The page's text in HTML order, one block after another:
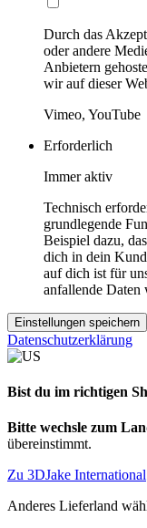
Durch das
oder andere
Anbietern
wir auf dieser
Vimeo, YouTube
Erforderlich
Immer aktiv
Technisch
grundlegende
Beispiel dazu,
dich in dein
auf dich ist für
anfallende Daten
Einstellungen speichern
Datenschutzerklärung
Bist du im richtigen
Bitte wechsle zum
übereinstimmt.
Zu 3DJake International
Anderes Lieferland